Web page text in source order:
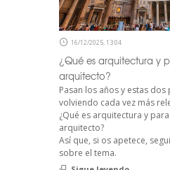
16/12/2025, 13:04
¿Qué es arquitectura y
arquitecto?
Pasan los años y estas dos
volviendo cada vez más
¿Qué es arquitectura y
arquitecto?
Así que, si os apetece,
sobre el tema.